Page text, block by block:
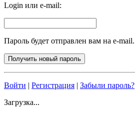
Login или e-mail:
Пароль будет отправлен вам на e-mail.
Войти | Регистрация | Забыли пароль?
Загрузка...